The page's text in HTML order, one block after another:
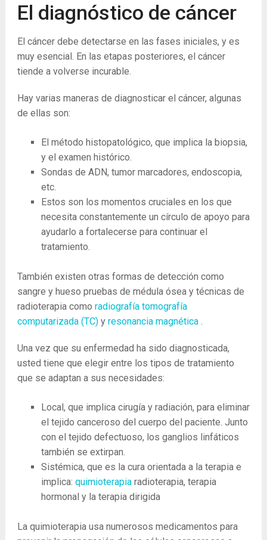
El diagnóstico de cáncer
El cáncer debe detectarse en las fases iniciales, y es
muy esencial. En las etapas posteriores, el cáncer
tiende a volverse incurable.
Hay varias maneras de diagnosticar el cáncer, algunas
de ellas son:
El método histopatológico, que implica la biopsia,
y el examen histórico.
Sondas de ADN, tumor marcadores, endoscopia,
etc.
Estos son los momentos cruciales en los que
necesita constantemente un círculo de apoyo para
ayudarlo a fortalecerse para continuar el
tratamiento.
También existen otras formas de detección como
sangre y hueso pruebas de médula ósea y técnicas de
radioterapia como radiografía tomografía
computarizada (TC) y resonancia magnética .
Una vez que su enfermedad ha sido diagnosticada,
usted tiene que elegir entre los tipos de tratamiento
que se adaptan a sus necesidades:
Local, que implica cirugía y radiación, para eliminar
el tejido canceroso del cuerpo del paciente. Junto
con el tejido defectuoso, los ganglios linfáticos
también se extirpan.
Sistémica, que es la cura orientada a la terapia e
implica: quimioterapia radioterapia, terapia
hormonal y la terapia dirigida
La quimioterapia usa numerosos medicamentos para